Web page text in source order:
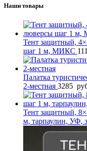
Наши товары
Тент защитный,
шаг 1 м, МИКС
Палатка
2-местная 3285
Тент защитный,
м, тарпаулин, УФ,